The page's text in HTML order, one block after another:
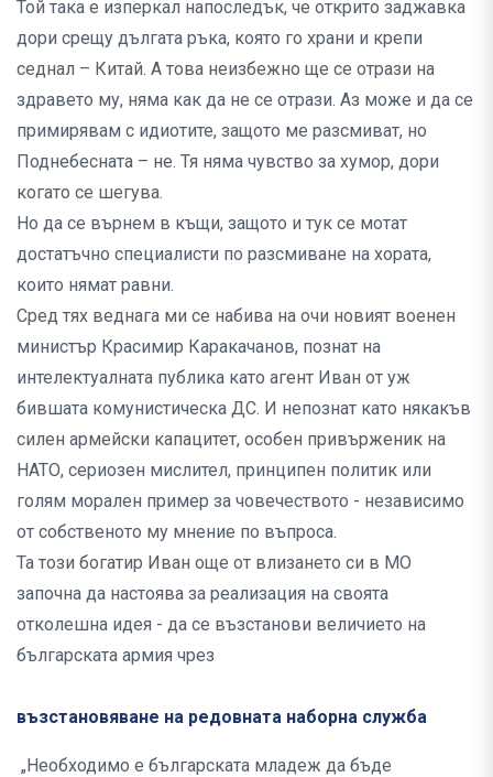
Той така е изперкал напоследък, че открито заджавка
дори срещу дългата ръка, която го храни и крепи
седнал – Китай. А това неизбежно ще се отрази на
здравето му, няма как да не се отрази. Аз може и да се
примирявам с идиотите, защото ме разсмиват, но
Поднебесната – не. Тя няма чувство за хумор, дори
когато се шегува.
Но да се върнем в къщи, защото и тук се мотат
достатъчно специалисти по разсмиване на хората,
които нямат равни.
Сред тях веднага ми се набива на очи новият военен
министър Красимир Каракачанов, познат на
интелектуалната публика като агент Иван от уж
бившата комунистическа ДС. И непознат като някакъв
силен армейски капацитет, особен привърженик на
НАТО, сериозен мислител, принципен политик или
голям морален пример за човечеството - независимо
от собственото му мнение по въпроса.
Та този богатир Иван още от влизането си в МО
започна да настоява за реализация на своята
отколешна идея - да се възстанови величието на
българската армия чрез
възстановяване на редовната наборна служба
„Необходимо е българската младеж да бъде